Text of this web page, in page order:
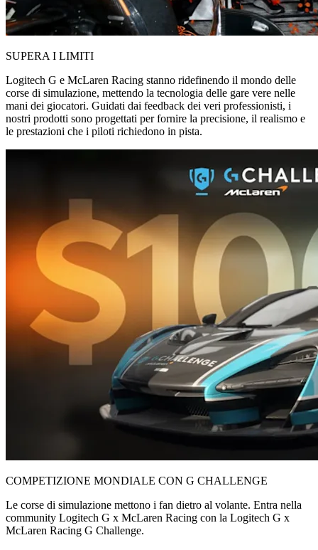
SUPERA I LIMITI
Logitech G e McLaren Racing stanno ridefinendo il mondo delle
corse di simulazione, mettendo la tecnologia delle gare vere nelle
mani dei giocatori. Guidati dai feedback dei veri professionisti, i
nostri prodotti sono progettati per fornire la precisione, il realismo e
le prestazioni che i piloti richiedono in pista.
COMPETIZIONE MONDIALE CON G CHALLENGE
Le corse di simulazione mettono i fan dietro al volante. Entra nella
community Logitech G x McLaren Racing con la Logitech G x
McLaren Racing G Challenge.